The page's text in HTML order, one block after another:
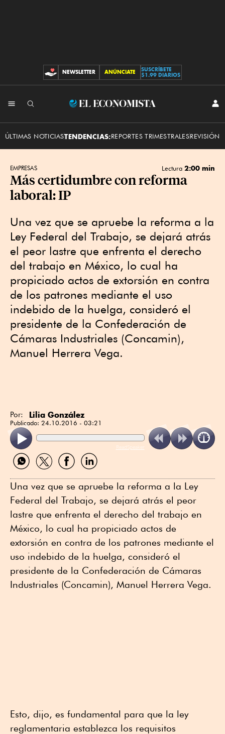
CONTRIBUCIONES
NEWSLETTER ANÚNCIATE
SUSCRÍBETE
$1.99 DIARIOS
El
ÚLTIMAS NOTICIASTENDENCIAS:REPORTES TRIMESTRALESREVISIÓN
EMPRESAS Lectura 2:00 min
Más certidumbre con reforma
laboral: IP
Una vez que se apruebe la reforma a la
Ley Federal del Trabajo, se dejará atrás
el peor lastre que enfrenta el derecho
del trabajo en México, lo cual ha
propiciado actos de extorsión en contra
de los patrones mediante el uso
indebido de la huelga, consideró el
presidente de la Confederación de
Cámaras Industriales (Concamin),
Manuel Herrera Vega.
Por: Lilia González
Publicado: 24.10.2016 - 03:21
ReadSpeaker
Compartir
por
Compartir
por
Compartir
por
Compartir
por
Una vez que se apruebe la reforma a la Ley
Federal del Trabajo, se dejará atrás el peor
lastre que enfrenta el derecho del trabajo en
México, lo cual ha propiciado actos de
extorsión en contra de los patrones mediante el
uso indebido de la huelga, consideró el
presidente de la Confederación de Cámaras
Industriales (Concamin), Manuel Herrera Vega.
Esto, dijo, es fundamental para que la ley
reglamentaria establezca los requisitos